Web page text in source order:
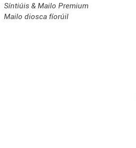
Síntiúis & Mailo Premium
Mailo diosca fíorúil